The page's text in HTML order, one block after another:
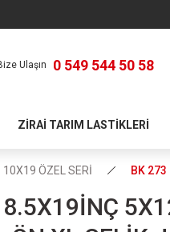
Ulaşın 0 549 544 50 58
ZİRAİ TARIM LASTİKLERİ
10X19 ÖZEL SERİ BK